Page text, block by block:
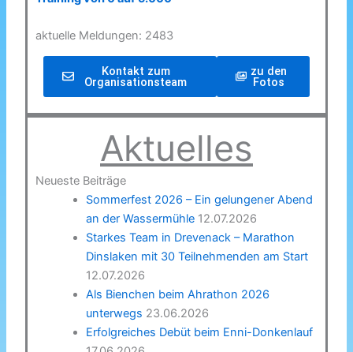
aktuelle Meldungen: 2483
Kontakt zum
Organisationsteam
zu den
Fotos
Aktuelles
Neueste Beiträge
Sommerfest 2026 – Ein gelungener Abend
an der Wassermühle 12.07.2026
Starkes Team in Drevenack – Marathon
Dinslaken mit 30 Teilnehmenden am Start
12.07.2026
Als Bienchen beim Ahrathon 2026
unterwegs 23.06.2026
Erfolgreiches Debüt beim Enni-Donkenlauf